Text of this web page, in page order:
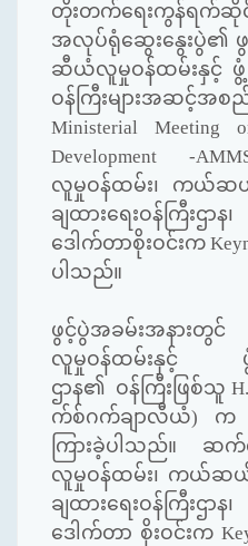
တိုးတက်ရေးကွန်ရ
အလုပ်ရုံဆွေးနွေးပွဲ၏
ဆီယံလူမှုဝန်ထမ်းနှင့် ဖွံ့
ဝန်ကြီးများအဆင့်အစ
Ministerial Meeting
Development -
လူမှုဝန်ထမ်း၊ ကယ်ဆယ်
ချထားရေးဝန်ကြီးဌာ
ဒေါက်တာစိုးဝင်းက
ပါသည်။
ဖွင့်ပွဲအခမ်းအနားတွ
လူမှုဝန်ထမ်းနှင့် ဖွံ့ဖ
ဌာန၏ ဝန်ကြီးဖြစ်သူ
က်စ်ဂက်ချာလီယံ) က
ကြားခဲ့ပါသည်။
လူမှုဝန်ထမ်း၊ ကယ်ဆယ်
ချထားရေးဝန်ကြီးဌာ
ဒေါက်တာ စိုးဝင်းက